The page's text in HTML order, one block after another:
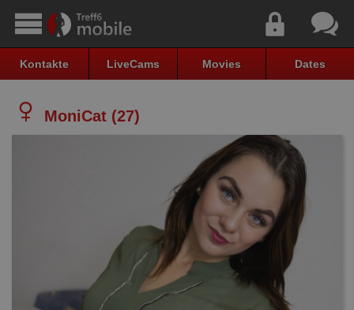
Kontakte LiveCams Movies Dates
MoniCat (27)